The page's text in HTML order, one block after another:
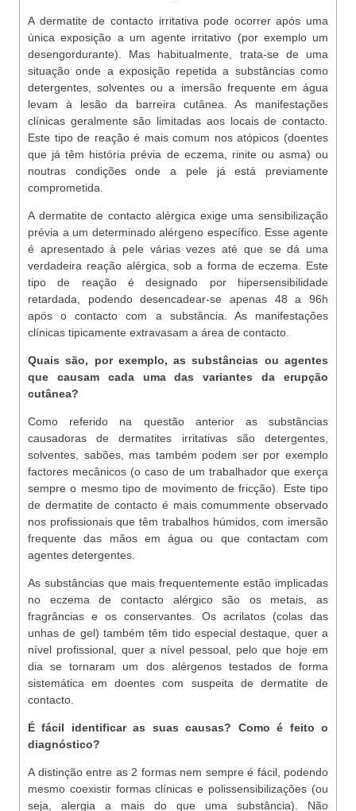
A dermatite de contacto irritativa pode ocorrer após uma
única exposição a um agente irritativo (por exemplo um
desengordurante). Mas habitualmente, trata-se de uma
situação onde a exposição repetida a substâncias como
detergentes, solventes ou a imersão frequente em água
levam à lesão da barreira cutânea. As manifestações
clínicas geralmente são limitadas aos locais de contacto.
Este tipo de reação é mais comum nos atópicos (doentes
que já têm história prévia de eczema, rinite ou asma) ou
noutras condições onde a pele já está previamente
comprometida.
A dermatite de contacto alérgica exige uma sensibilização
prévia a um determinado alérgeno específico. Esse agente
é apresentado à pele várias vezes até que se dá uma
verdadeira reação alérgica, sob a forma de eczema. Este
tipo de reação é designado por hipersensibilidade
retardada, podendo desencadear-se apenas 48 a 96h
após o contacto com a substância. As manifestações
clínicas tipicamente extravasam a área de contacto.
Quais são, por exemplo, as substâncias ou agentes
que causam cada uma das variantes da erupção
cutânea?
Como referido na questão anterior as substâncias
causadoras de dermatites irritativas são detergentes,
solventes, sabões, mas também podem ser por exemplo
factores mecânicos (o caso de um trabalhador que exerça
sempre o mesmo tipo de movimento de fricção). Este tipo
de dermatite de contacto é mais comummente observado
nos profissionais que têm trabalhos húmidos, com imersão
frequente das mãos em água ou que contactam com
agentes detergentes.
As substâncias que mais frequentemente estão implicadas
no eczema de contacto alérgico são os metais, as
fragrâncias e os conservantes. Os acrilatos (colas das
unhas de gel) também têm tido especial destaque, quer a
nível profissional, quer a nível pessoal, pelo que hoje em
dia se tornaram um dos alérgenos testados de forma
sistemática em doentes com suspeita de dermatite de
contacto.
É fácil identificar as suas causas? Como é feito o
diagnóstico?
A distinção entre as 2 formas nem sempre é fácil, podendo
mesmo coexistir formas clínicas e polissensibilizações (ou
seja, alergia a mais do que uma substância). Não